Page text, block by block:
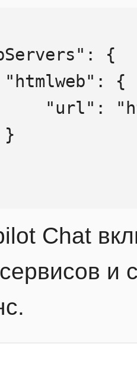
Chat
и